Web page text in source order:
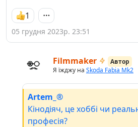
1
05 грудня 2023р. 23:51
Filmmaker
Автор
Я їжджу на Skoda Fabia Mk2
Artem_®
Кінодіяч, це хоббі чи
професія?